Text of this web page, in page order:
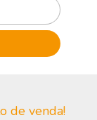
de venda!